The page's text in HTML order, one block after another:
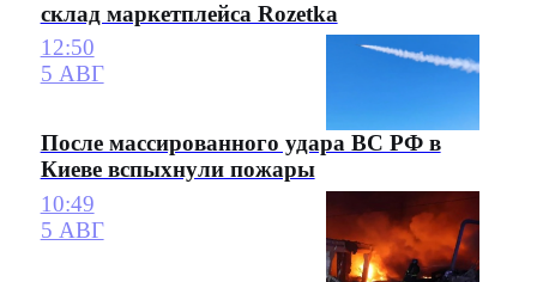
склад маркетплейса Rozetka
12:50
5 АВГ
После массированного удара ВС РФ в
Киеве вспыхнули пожары
10:49
5 АВГ